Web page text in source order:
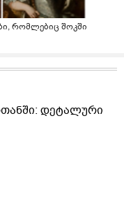
რომლებიც შოკში